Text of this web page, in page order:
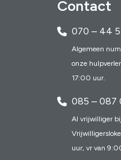
Contact
070 – 44
Algemeen
onze
17:00 uur.
085 – 087
Al vrijwilliger
uur, vr van